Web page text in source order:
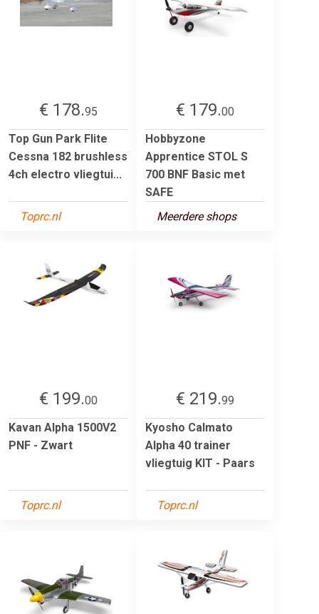
€ 178.95
Top Gun Park Flite
Cessna 182 brushless
4ch electro vliegtui...
Toprc.nl
€ 179.00
Hobbyzone
Apprentice STOL S
700 BNF Basic met
SAFE
Meerdere shops
€ 199.00
Kavan Alpha 1500V2
PNF - Zwart
Toprc.nl
€ 219.99
Kyosho Calmato
Alpha 40 trainer
vliegtuig KIT - Paars
Toprc.nl